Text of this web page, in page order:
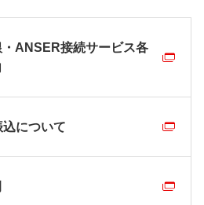
ANSER接続サービス各
込について